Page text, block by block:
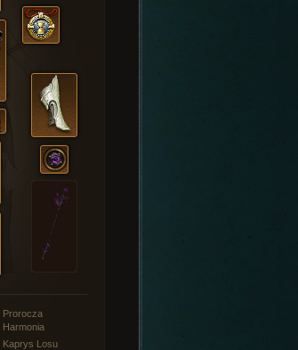
Prorocza
Harmonia
Kaprys Losu